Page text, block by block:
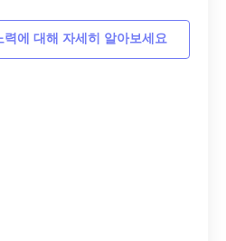
에 대해 자세히 알아보세요